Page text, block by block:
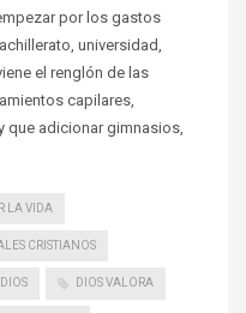
por los gastos
universidad,
el renglón de las
capilares,
que adicionar gimnasios,
LA VIDA
CRISTIANOS
DIOS DIOS VALORA